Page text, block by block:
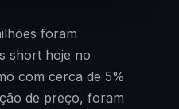
foram
short hoje no
com cerca de 5%
de preço, foram